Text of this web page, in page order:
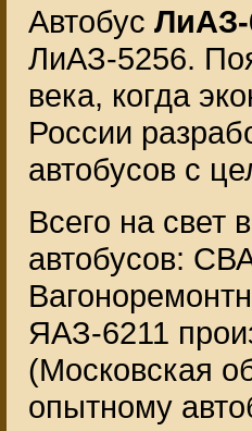
Автобус ЛиАЗ-
ЛиАЗ-5256.
века, когда
России
автобусов с
Всего на свет
автобусов:
ЯАЗ-6211
(Московская
опытному